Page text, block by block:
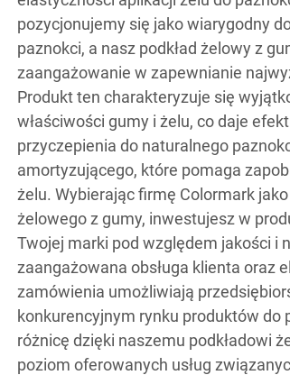
pozycjonujemy się jako wiarygodny
paznokci, a nasz podkład żelowy z
zaangażowanie w zapewnianie
Produkt ten charakteryzuje się
właściwości gumy i żelu, co daje
przyczepienia do naturalnego
amortyzującego, które pomaga
żelu. Wybierając firmę Colormark
żelowego z gumy, inwestujesz w
Twojej marki pod względem jakości i
zaangażowana obsługa klienta oraz
zamówienia umożliwiają
konkurencyjnym rynku produktów do
różnicę dzięki naszemu podkładowi
poziom oferowanych usług